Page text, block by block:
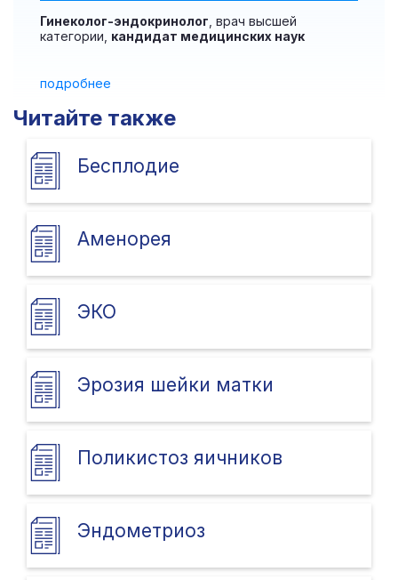
Гинеколог-эндокринолог , врач высшей
категории, кандидат медицинских наук
подробнее
Читайте также
Бесплодие
Аменорея
ЭКО
Эрозия шейки матки
Поликистоз яичников
Эндометриоз